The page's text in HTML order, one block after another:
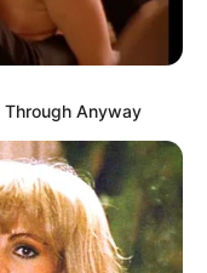
Through Anyway